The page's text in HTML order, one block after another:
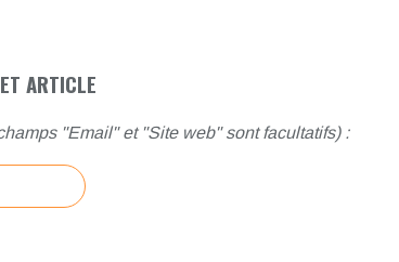
ARTICLE
"Email" et "Site web" sont facultatifs) :